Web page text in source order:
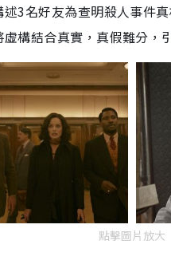
3名好友為查明殺人事件
構結合真實，真假難分，
點擊圖片放大